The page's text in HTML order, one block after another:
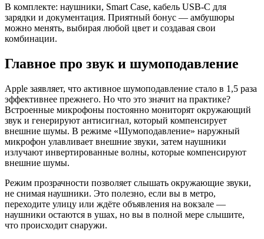
В комплекте: наушники, Smart Case, кабель USB-C для
зарядки и документация. Приятный бонус — амбушюры
можно менять, выбирая любой цвет и создавая свои
комбинации.
Главное про звук и шумоподавление
Apple заявляет, что активное шумоподавление стало в 1,5 раза
эффективнее прежнего. Но что это значит на практике?
Встроенные микрофоны постоянно мониторят окружающий
звук и генерируют антисигнал, который компенсирует
внешние шумы. В режиме «Шумоподавление» наружный
микрофон улавливает внешние звуки, затем наушники
излучают инвертированные волны, которые компенсируют
внешние шумы.
Режим прозрачности позволяет слышать окружающие звуки,
не снимая наушники. Это полезно, если вы в метро,
переходите улицу или ждёте объявления на вокзале —
наушники остаются в ушах, но вы в полной мере слышите,
что происходит снаружи.